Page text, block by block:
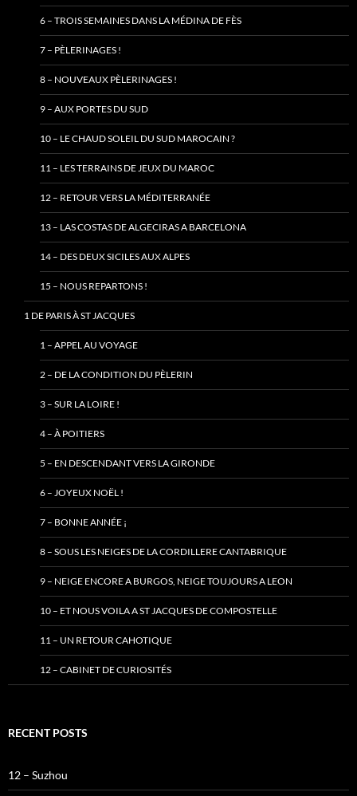
6 – TROIS SEMAINES DANS LA MÉDINA DE FÈS
7 – PÈLERINAGES !
8 – NOUVEAUX PÈLERINAGES !
9 – AUX PORTES DU SUD
10 – LE CHAUD SOLEIL DU SUD MAROCAIN ?
11 – LES TERRAINS DE JEUX DU MAROC
12 – RETOUR VERS LA MÉDITERRANÉE
13 – LAS COSTAS DE ALGECIRAS A BARCELONA
14 – DES DEUX SICILES AUX ALPES
15 – NOUS REPARTONS !
1 DE PARIS À ST JACQUES
1 – APPEL AU VOYAGE
2 – DE LA CONDITION DU PÈLERIN
3 – SUR LA LOIRE !
4 – À POITIERS
5 – EN DESCENDANT VERS LA GIRONDE
6 – JOYEUX NOËL !
7 – BONNE ANNÉE ¡
8 – SOUS LES NEIGES DE LA CORDILLERE CANTABRIQUE
9 – NEIGE ENCORE A BURGOS, NEIGE TOUJOURS A LEON
10 – ET NOUS VOILA A ST JACQUES DE COMPOSTELLE
11 – UN RETOUR CAHOTIQUE
12 – CABINET DE CURIOSITÉS
RECENT POSTS
12 – Suzhou